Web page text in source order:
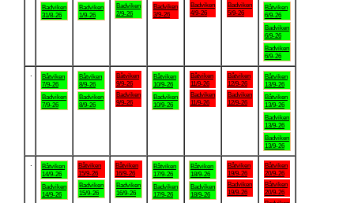
Badviken
31/8-26
Badviken
1/9-26
Badviken
2/9-26
Badviken
3/9-26
Badviken
4/9-26
Badviken
5/9-26
Båtviken
6/9-26
Badviken
6/9-26
Badviken
6/9-26
Båtviken
7/9-26
Badviken
7/9-26
Båtviken
8/9-26
Badviken
8/9-26
Båtviken
9/9-26
Badviken
9/9-26
Båtviken
10/9-26
Badviken
10/9-26
Båtviken
11/9-26
Badviken
11/9-26
Båtviken
12/9-26
Badviken
12/9-26
Båtviken
13/9-26
Båtviken
13/9-26
Badviken
13/9-26
Badviken
13/9-26
Båtviken
14/9-26
Badviken
14/9-26
Båtviken
15/9-26
Badviken
15/9-26
Båtviken
16/9-26
Badviken
16/9-26
Båtviken
17/9-26
Badviken
17/9-26
Båtviken
18/9-26
Badviken
18/9-26
Båtviken
19/9-26
Badviken
19/9-26
Båtviken
20/9-26
Båtviken
20/9-26